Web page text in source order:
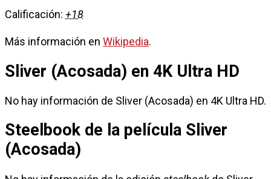
Calificación: +18
Más información en Wikipedia.
Sliver (Acosada) en 4K Ultra HD
No hay información de Sliver (Acosada) en 4K Ultra HD.
Steelbook de la película Sliver
(Acosada)